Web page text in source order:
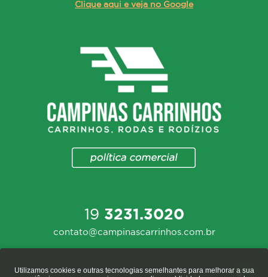
Clique aqui e veja no Google
19 3231.3020
contato@campinascarrinhos.com.br
Utilizamos cookies e outras tecnologias semelhantes para melhorar a sua